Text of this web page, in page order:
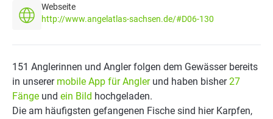
Webseite
http://www.angelatlas-sachsen.de/#D06-130
151 Anglerinnen und Angler folgen dem Gewässer bereits
in unserer mobile App für Anglerund haben bisher27
Fänge und ein Bild hochgeladen.
Die am häufigsten gefangenen Fische sind hier Karpfen,